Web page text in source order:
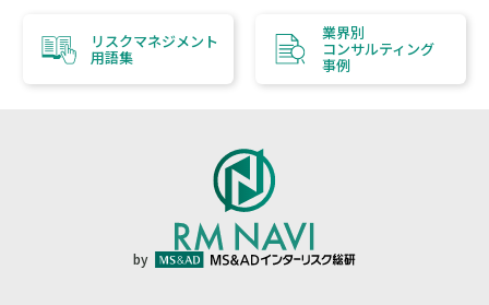
リスクマネジメント
用語集
業界別
コンサルティング
事例
by